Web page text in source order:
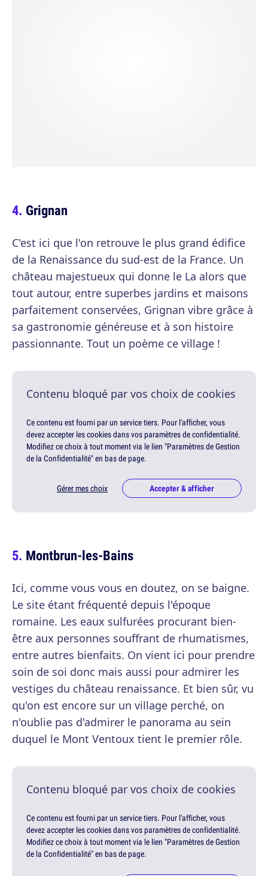
Grignan
C'est ici que l'on retrouve le plus grand édifice
de la Renaissance du sud-est de la France. Un
château majestueux qui donne le La alors que
tout autour, entre superbes jardins et maisons
parfaitement conservées, Grignan vibre grâce à
sa gastronomie généreuse et à son histoire
passionnante. Tout un poème ce village !
Contenu bloqué par vos choix de cookies
Ce contenu est fourni par un service tiers. Pour l'afficher, vous
devez accepter les cookies dans vos paramètres de confidentialité.
Modifiez ce choix à tout moment via le lien "Paramètres de Gestion
de la Confidentialité" en bas de page.
Gérer mes choix Accepter & afficher
Montbrun-les-Bains
Ici, comme vous vous en doutez, on se baigne.
Le site étant fréquenté depuis l'époque
romaine. Les eaux sulfurées procurant bien-
être aux personnes souffrant de rhumatismes,
entre autres bienfaits. On vient ici pour prendre
soin de soi donc mais aussi pour admirer les
vestiges du château renaissance. Et bien sûr, vu
qu'on est encore sur un village perché, on
n'oublie pas d'admirer le panorama au sein
duquel le Mont Ventoux tient le premier rôle.
Contenu bloqué par vos choix de cookies
Ce contenu est fourni par un service tiers. Pour l'afficher, vous
devez accepter les cookies dans vos paramètres de confidentialité.
Modifiez ce choix à tout moment via le lien "Paramètres de Gestion
de la Confidentialité" en bas de page.